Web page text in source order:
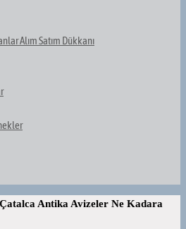
Alım Satım Dükkanı
Çatalca Antika Avizeler Ne Kadara